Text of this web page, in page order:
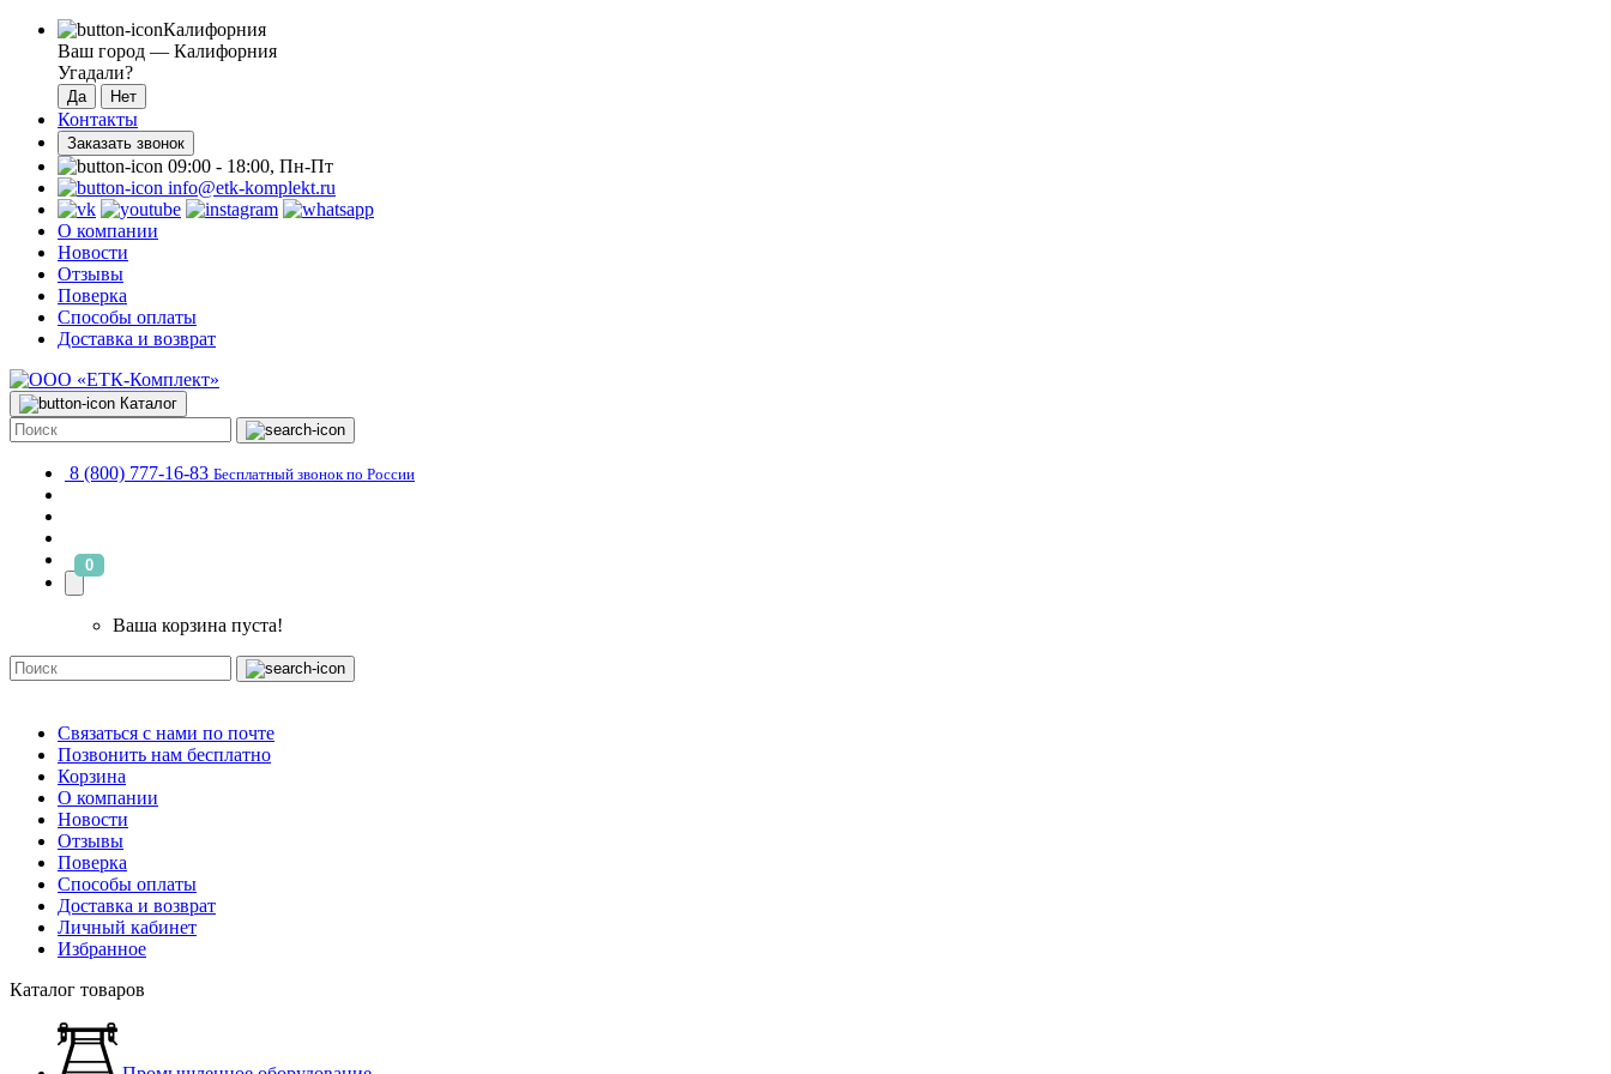
Калифорния
Ваш город — Калифорния
Угадали?
Контакты
Заказать звонок
09:00 - 18:00, Пн-Пт
info@etk-komplekt.ru
О компании
Новости
Отзывы
Поверка
Способы оплаты
Доставка и возврат
Каталог
8 (800) 777-16-83 Бесплатный звонок по России
0
Ваша корзина пуста!
Связаться с нами по почте
Позвонить нам бесплатно
Корзина
О компании
Новости
Отзывы
Поверка
Способы оплаты
Доставка и возврат
Личный кабинет
Избранное
Каталог товаров